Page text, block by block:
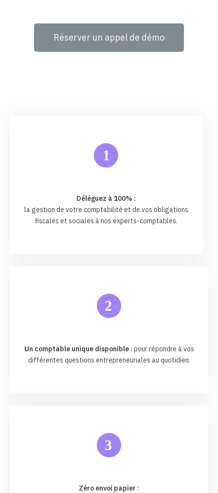
Réserver un appel de démo
1
Déléguez à 100% :
la gestion de votre comptabilité et de vos obligations
fiscales et sociales à nos experts-comptables.
2
Un comptable unique disponible : pour répondre à vos
différentes questions entrepreneuriales au quotidien.
3
Zéro envoi papier :